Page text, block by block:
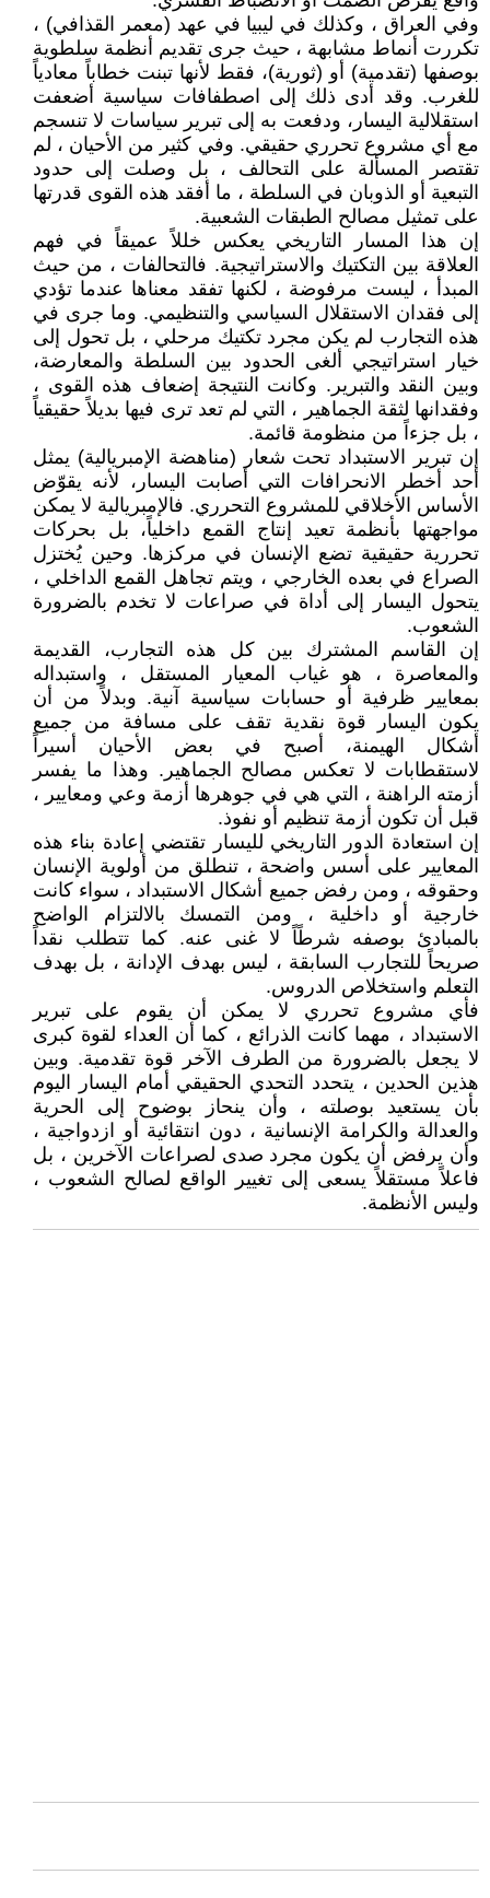
وفي العراق ، وكذلك في ليبيا في عهد (معمر القذافي) ،
تكررت أنماط مشابهة ، حيث جرى تقديم أنظمة سلطوية
بوصفها (تقدمية) أو (ثورية)، فقط لأنها تبنت خطاباً معادياً
للغرب. وقد أدى ذلك إلى اصطفافات سياسية أضعفت
استقلالية اليسار، ودفعت به إلى تبرير سياسات لا تنسجم
مع أي مشروع تحرري حقيقي. وفي كثير من الأحيان ، لم
تقتصر المسألة على التحالف ، بل وصلت إلى حدود
التبعية أو الذوبان في السلطة ، ما أفقد هذه القوى قدرتها
على تمثيل مصالح الطبقات الشعبية.
إن هذا المسار التاريخي يعكس خللاً عميقاً في فهم
العلاقة بين التكتيك والاستراتيجية. فالتحالفات ، من حيث
المبدأ ، ليست مرفوضة ، لكنها تفقد معناها عندما تؤدي
إلى فقدان الاستقلال السياسي والتنظيمي. وما جرى في
هذه التجارب لم يكن مجرد تكتيك مرحلي ، بل تحول إلى
خيار استراتيجي ألغى الحدود بين السلطة والمعارضة،
وبين النقد والتبرير. وكانت النتيجة إضعاف هذه القوى ،
وفقدانها لثقة الجماهير ، التي لم تعد ترى فيها بديلاً حقيقياً
، بل جزءاً من منظومة قائمة.
إن تبرير الاستبداد تحت شعار (مناهضة الإمبريالية) يمثل
أحد أخطر الانحرافات التي أصابت اليسار، لأنه يقوّض
الأساس الأخلاقي للمشروع التحرري. فالإمبريالية لا يمكن
مواجهتها بأنظمة تعيد إنتاج القمع داخلياً، بل بحركات
تحررية حقيقية تضع الإنسان في مركزها. وحين يُختزل
الصراع في بعده الخارجي ، ويتم تجاهل القمع الداخلي ،
يتحول اليسار إلى أداة في صراعات لا تخدم بالضرورة
الشعوب.
إن القاسم المشترك بين كل هذه التجارب، القديمة
والمعاصرة ، هو غياب المعيار المستقل ، واستبداله
بمعايير ظرفية أو حسابات سياسية آنية. وبدلاً من أن
يكون اليسار قوة نقدية تقف على مسافة من جميع
أشكال الهيمنة، أصبح في بعض الأحيان أسيراً
لاستقطابات لا تعكس مصالح الجماهير. وهذا ما يفسر
أزمته الراهنة ، التي هي في جوهرها أزمة وعي ومعايير ،
قبل أن تكون أزمة تنظيم أو نفوذ.
إن استعادة الدور التاريخي لليسار تقتضي إعادة بناء هذه
المعايير على أسس واضحة ، تنطلق من أولوية الإنسان
وحقوقه ، ومن رفض جميع أشكال الاستبداد ، سواء كانت
خارجية أو داخلية ، ومن التمسك بالالتزام الواضح
بالمبادئ بوصفه شرطًاً لا غنى عنه. كما تتطلب نقداً
صريحاً للتجارب السابقة ، ليس بهدف الإدانة ، بل بهدف
التعلم واستخلاص الدروس.
فأي مشروع تحرري لا يمكن أن يقوم على تبرير
الاستبداد ، مهما كانت الذرائع ، كما أن العداء لقوة كبرى
لا يجعل بالضرورة من الطرف الآخر قوة تقدمية. وبين
هذين الحدين ، يتحدد التحدي الحقيقي أمام اليسار اليوم
بأن يستعيد بوصلته ، وأن ينحاز بوضوح إلى الحرية
والعدالة والكرامة الإنسانية ، دون انتقائية أو ازدواجية ،
وأن يرفض أن يكون مجرد صدى لصراعات الآخرين ، بل
فاعلاً مستقلاً يسعى إلى تغيير الواقع لصالح الشعوب ،
وليس الأنظمة.